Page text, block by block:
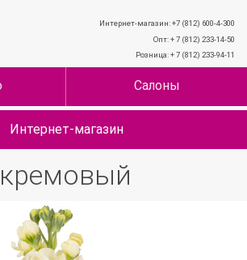
Интернет-магазин: +7 (812) 600-4-300
Опт: + 7 (812) 233-14-50
Розница: + 7 (812) 233-94-11
Салоны
Интернет-магазин